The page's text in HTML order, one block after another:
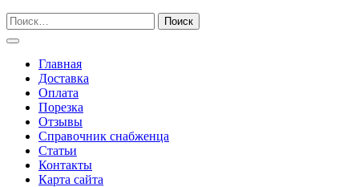
Главная
Доставка
Оплата
Порезка
Отзывы
Справочник снабженца
Статьи
Контакты
Карта сайта